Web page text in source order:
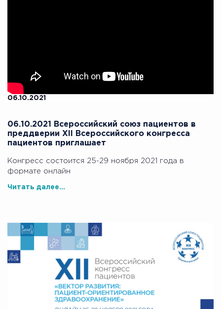
06.10.2021
06.10.2021 Всероссийский союз пациентов в
преддверии XII Всероссийского конгресса
пациентов приглашает
Конгресс состоится 25-29 ноября 2021 года в
формате онлайн
Читать далее...